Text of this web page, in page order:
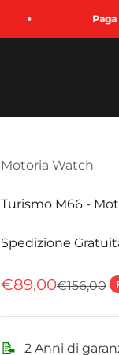
Paga in 3 Rate
Motoria Watch
Turismo M66 -
Spedizione
Prezzo
€89,00Prezzo
€156,00
📝 2 Anni di